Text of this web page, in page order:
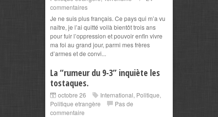
commentaires
Je ne suis plus français. Ce pays qui m’a vu
naître, je l’ai quitté voilà bientôt trois ans
pour fuir l’oppression et pouvoir enfin vivre
ma foi au grand jour, parmi mes frères
d’armes et de convi...
La “rumeur du 9-3” inquiète les
tostaques.
octobre 26 International, Politique,
Politique etrangère
Pas de
commentaire